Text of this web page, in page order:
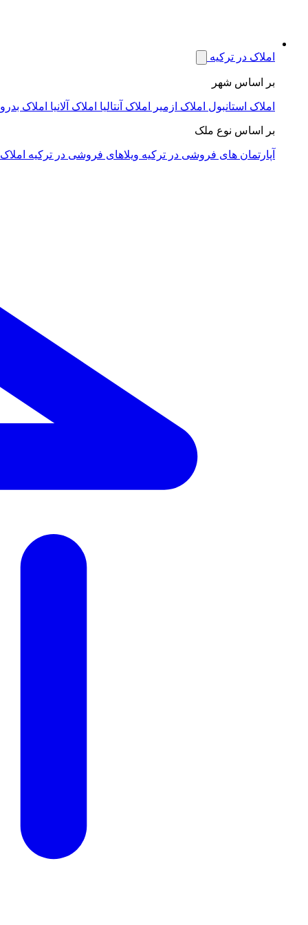
املاک در ترکیه
بر اساس شهر
املاک استانبول املاک ازمیر املاک آنتالیا املاک آلانیا املاک
بر اساس نوع ملک
آپارتمان های فروشی در ترکیه ویلاهای فروشی در ترکیه